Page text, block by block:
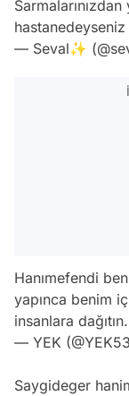
— Seval✨
Hanımefendi
yapınca benim
insanlara
— YEK
Saygideger